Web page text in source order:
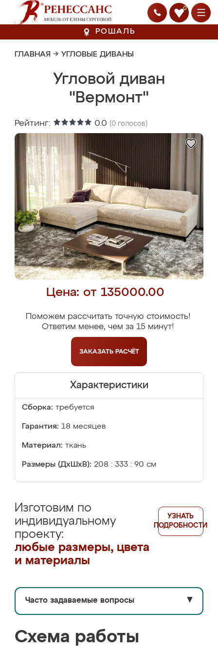
0
РОШАЛЬ
ГЛАВНАЯ → УГЛОВЫЕ ДИВАНЫ
Угловой диван
"Вермонт"
Рейтинг: 0.0 (0 голосов)
Цена: от 135000.00
Поможем рассчитать точную стоимость!
Ответим менее, чем за 15 минут!
ЗАКАЗАТЬ РАСЧЁТ
Характеристики
Сборка: требуется
Гарантия: 18 месяцев
Материал: ткань
Размеры (ДхШхВ): 208 : 333 : 90 см
Изготовим по
индивидуальному
проекту:
любые размеры, цвета
и материалы
УЗНАТЬ
ПОДРОБНОСТИ
Часто задаваемые вопросы ▼
Схема работы